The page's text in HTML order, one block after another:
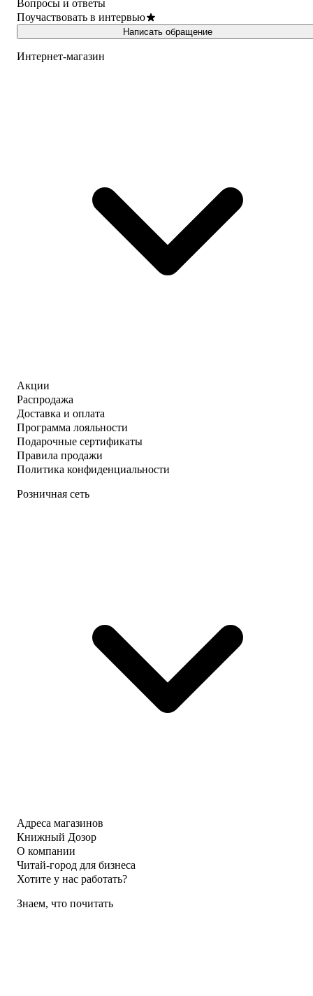
Вопросы и ответы
Поучаствовать в интервью
Написать обращение
Интернет-магазин
Акции
Распродажа
Доставка и оплата
Программа лояльности
Подарочные сертификаты
Правила продажи
Политика конфиденциальности
Розничная сеть
Адреса магазинов
Книжный Дозор
О компании
Читай-город для бизнеса
Хотите у нас работать?
Знаем, что почитать